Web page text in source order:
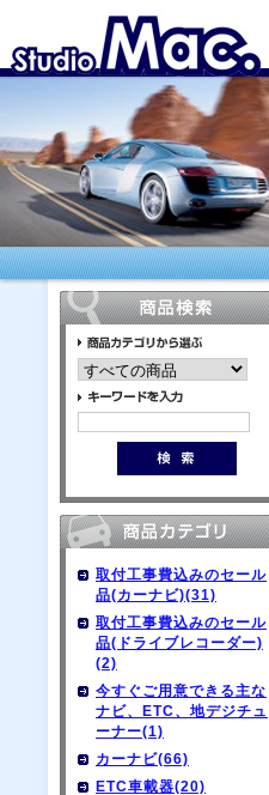
取付工事費込みのセール
品(カーナビ)(31)
取付工事費込みのセール
品(ドライブレコーダー)
(2)
今すぐご用意できる主な
ナビ、ETC、地デジチュ
ーナー(1)
カーナビ(66)
ETC車載器(20)